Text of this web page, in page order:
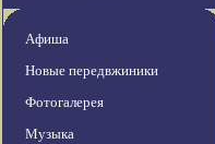
Афиша
Новые передвжиники
Фотогалерея
Музыка